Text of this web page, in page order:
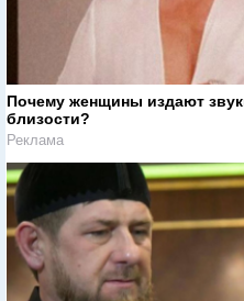
Почему женщины издают
близости?
Реклама